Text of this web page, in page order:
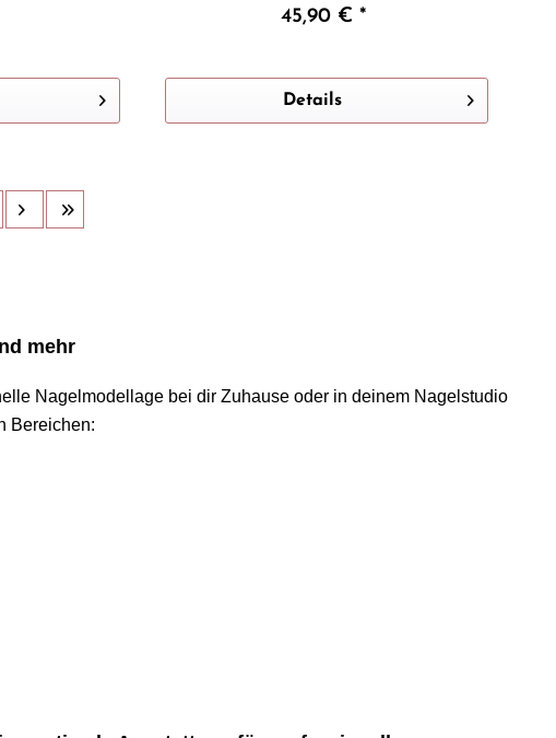
45,90 € *
Details
mehr
Nagelmodellage bei dir Zuhause oder in deinem Nagelstudio
Bereichen: